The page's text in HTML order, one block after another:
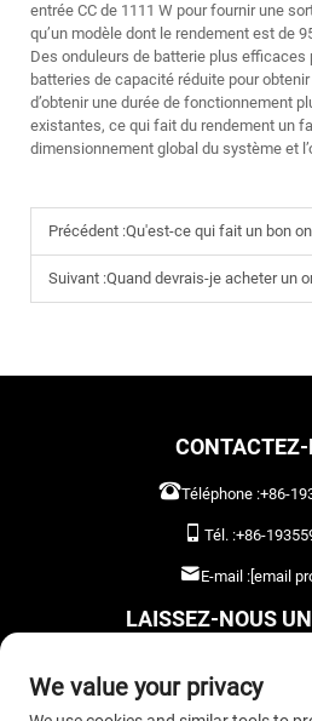
entrée CC de 1111 W pour fournir une
qu’un modèle dont le rendement est de
Des onduleurs de batterie plus efficaces
batteries de capacité réduite pour
d’obtenir une durée de fonctionnement
existantes, ce qui fait du rendement un
dimensionnement global du système et
Précédent :Qu'est-ce qui fait un bon onduleur de
Suivant :Quand devrais-je acheter un onduleur-
Téléphone :+86-
Tél. :+86-
E-mail :[email
LAISSEZ-NOUS
We value your privacy